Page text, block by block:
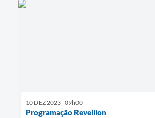
10 DEZ 2023 - 09h00
Programação Reveillon